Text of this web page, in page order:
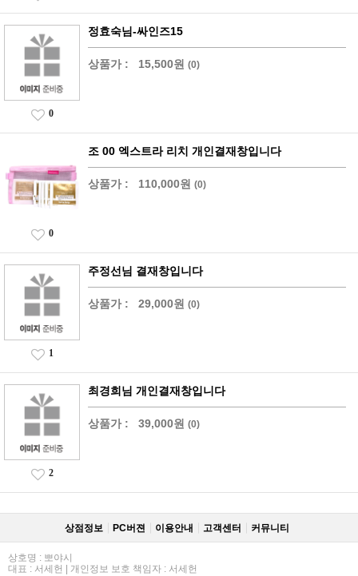
정효숙님-싸인즈15
상품가 : 15,500원 (0)
0
조 00 엑스트라 리치 개인결재창입니다
상품가 : 110,000원 (0)
0
주정선님 결재창입니다
상품가 : 29,000원 (0)
1
최경희님 개인결재창입니다
상품가 : 39,000원 (0)
2
상점정보 PC버젼 이용안내 고객센터 커뮤니티
상호명 : 뽀야시
대표 : 서세헌 | 개인정보 보호 책임자 : 서세헌